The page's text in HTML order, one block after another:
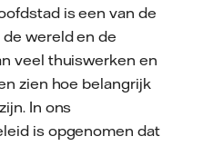
is een van de
wereld en de
veel thuiswerken en
zien hoe belangrijk
In ons
is opgenomen dat